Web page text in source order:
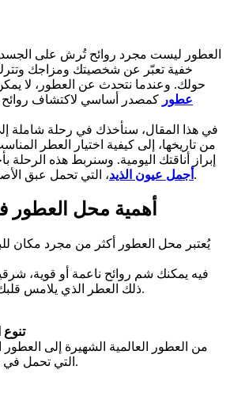
العطور ليست مجرد روائح تُرش على الجسد
خفية تعبّر عن شخصيتك ومزاجك
حولك. وعندما نتحدث عن العطور، لا
عطور كمصدر أساسي لاكتشاف روائح
في هذا المقال، سنأخذك في رحلة شاملة
من تاريخها، إلى كيفية اختيار العطر
إبراز أناقتك اليومية. وسنربط هذه
أجمل عيون الذيد ، التي تحمل عبق الأصالة في طبيعتها وجمالها.
أهمية محل العطور
يُعتبر محل العطور أكثر من مجرد مكان
فيه يمكنك شم روائح ناعمة أو قوية،
ذلك العطر الذي يلامس قلبك قبل أن يلامس بشرتك.
تنوع
من العطور العالمية الشهيرة إلى العطور
التي تحمل في طياتها تراثًا عريقًا.